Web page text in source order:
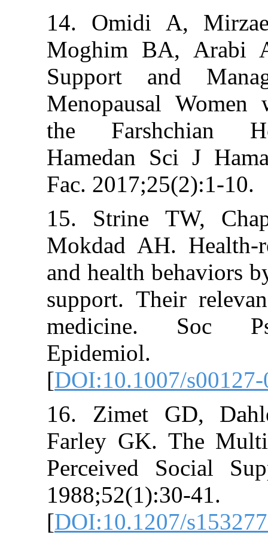
14. Omidi A,
Moghim BA,
Support and
Menopausal
the
Hamedan Sci
Fac.
15. Strine
Mokdad AH.
and health
support. Their
medicine.
[DOI:10.1007/
16. Zimet
Farley GK.
Perceived
1988;52(1):30-
[DOI:10.1207/